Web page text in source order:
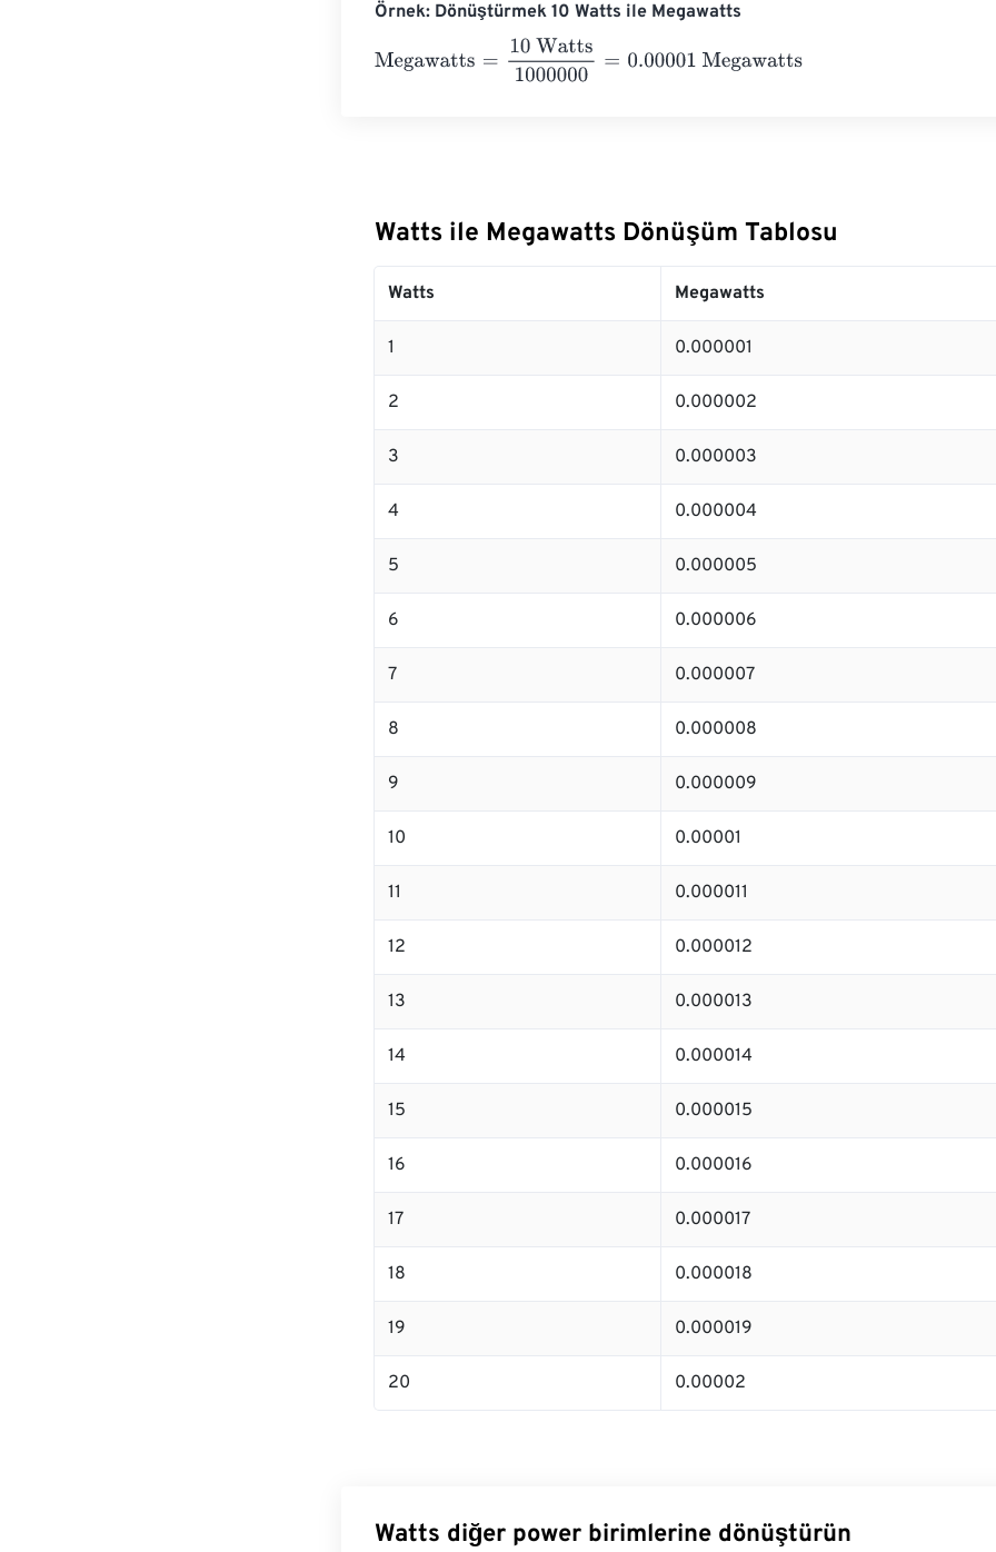
Örnek: Dönüştürmek 10 Watts ile Megawatts
Megawatts = 10 Watts1000000 0.00001 Megawatts
Watts ile Megawatts Dönüşüm Tablosu
Watts Megawatts
1 0.000001
2 0.000002
3 0.000003
4 0.000004
5 0.000005
6 0.000006
7 0.000007
8 0.000008
9 0.000009
10 0.00001
11 0.000011
12 0.000012
13 0.000013
14 0.000014
15 0.000015
16 0.000016
17 0.000017
18 0.000018
19 0.000019
20 0.00002
Watts diğer power birimlerine dönüştürün